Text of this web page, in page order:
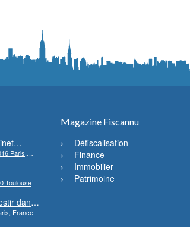
Paris,
Toulouse
dans
France
Magazine Fiscannu
Défiscalisation
Finance
Immobilier
Patrimoine